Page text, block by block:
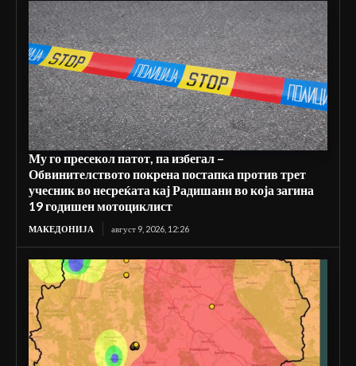
Му го пресекол патот, па избегал –
Обвинителството покрена постапка против трет
учесник во несреќата кај Радишани во која загина
19 годишен мотоциклист
МАКЕДОНИЈА август 9, 2026, 12:26